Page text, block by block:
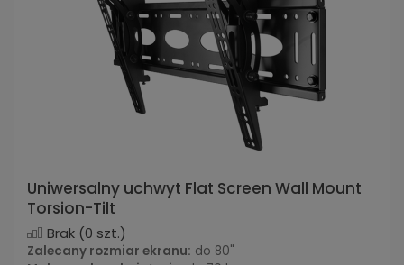
Uniwersalny uchwyt Flat Screen Wall Mount
Torsion-Tilt
Brak (0 szt.)
Zalecany rozmiar ekranu: do 80"